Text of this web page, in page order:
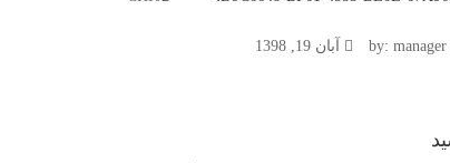
manager آبان 19, 1398